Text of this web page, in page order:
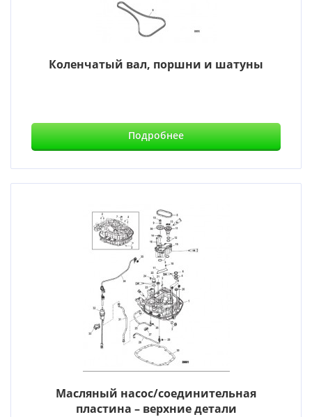
Коленчатый вал, поршни и шатуны
Подробнее
Масляный насос/соединительная
пластина – верхние детали